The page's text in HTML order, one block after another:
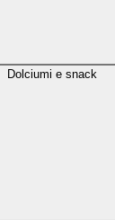
Dolciumi e snack